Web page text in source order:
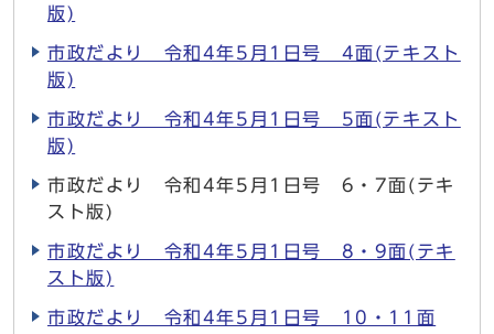
版)
市政だより 令和4年5月1日号 4面(テキスト
版)
市政だより 令和4年5月1日号 5面(テキスト
版)
市政だより 令和4年5月1日号 6・7面(テキ
スト版)
市政だより 令和4年5月1日号 8・9面(テキ
スト版)
市政だより 令和4年5月1日号 10・11面